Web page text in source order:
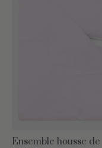
Ensemble housse de